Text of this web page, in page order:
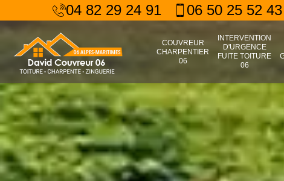
04 82 29 24 91 06 50 25 52 43
COUVREUR
CHARPENTIER
06
INTERVENTION
D'URGENCE
FUITE TOITURE
06